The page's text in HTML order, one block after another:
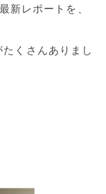
新レポートを、
くさんありまし